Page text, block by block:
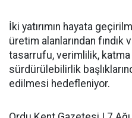
İki yatırımın hayata
üretim alanlarından fındık
tasarrufu, verimlilik,
sürdürülebilirlik
edilmesi hedefleniyor.